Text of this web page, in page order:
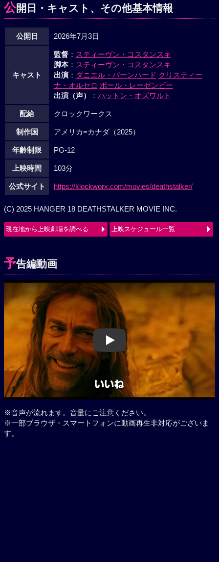
公開日・キャスト、その他基本情報
公開日 2026年7月3日
キャスト
監督： スティーヴン・コスタンスキ
脚本： スティーヴン・コスタンスキ
出演： ダニエル・バーンハード クリスティー
ナ・オルセロ ポール・レーゼンビー
出演（声）
： パットン・オズワルト
配給 クロックワークス
制作国 アメリカ=カナダ（2025）
年齢制限 PG-12
上映時間 103分
公式サイト https://klockworx.com/movies/deathstalker/
(C) 2025 HANGER 18 DEATHSTALKER MOVIE INC.
現在地から上映劇場を調べる 上映スケジュール一覧
予告編動画
Play
※音声が流れます。音量にご注意ください。
※一部ブラウザ・スマートフォンに動画再生非対応がございま
す。